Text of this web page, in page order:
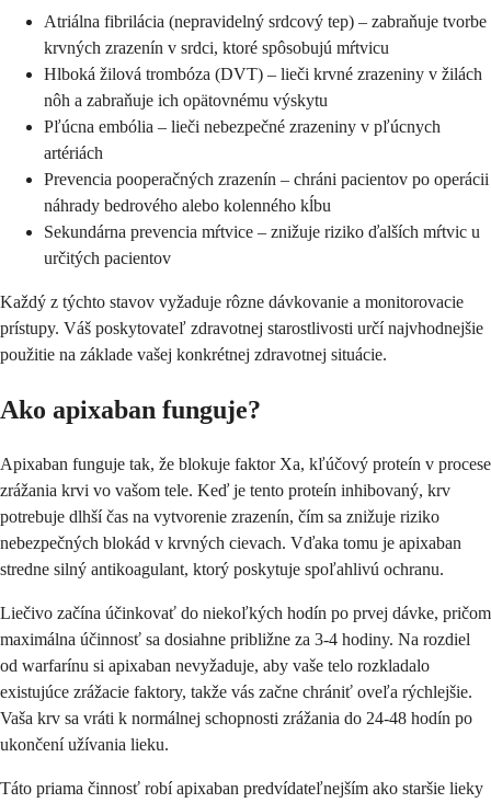
Atriálna fibrilácia (nepravidelný srdcový tep) – zabraňuje tvorbe
krvných zrazenín v srdci, ktoré spôsobujú mŕtvicu
Hlboká žilová trombóza (DVT) – lieči krvné zrazeniny v žilách
nôh a zabraňuje ich opätovnému výskytu
Pľúcna embólia – lieči nebezpečné zrazeniny v pľúcnych
artériách
Prevencia pooperačných zrazenín – chráni pacientov po operácii
náhrady bedrového alebo kolenného kĺbu
Sekundárna prevencia mŕtvice – znižuje riziko ďalších mŕtvic u
určitých pacientov
Každý z týchto stavov vyžaduje rôzne dávkovanie a monitorovacie
prístupy. Váš poskytovateľ zdravotnej starostlivosti určí najvhodnejšie
použitie na základe vašej konkrétnej zdravotnej situácie.
Ako apixaban funguje?
Apixaban funguje tak, že blokuje faktor Xa, kľúčový proteín v procese
zrážania krvi vo vašom tele. Keď je tento proteín inhibovaný, krv
potrebuje dlhší čas na vytvorenie zrazenín, čím sa znižuje riziko
nebezpečných blokád v krvných cievach. Vďaka tomu je apixaban
stredne silný antikoagulant, ktorý poskytuje spoľahlivú ochranu.
Liečivo začína účinkovať do niekoľkých hodín po prvej dávke, pričom
maximálna účinnosť sa dosiahne približne za 3-4 hodiny. Na rozdiel
od warfarínu si apixaban nevyžaduje, aby vaše telo rozkladalo
existujúce zrážacie faktory, takže vás začne chrániť oveľa rýchlejšie.
Vaša krv sa vráti k normálnej schopnosti zrážania do 24-48 hodín po
ukončení užívania lieku.
Táto priama činnosť robí apixaban predvídateľnejším ako staršie lieky